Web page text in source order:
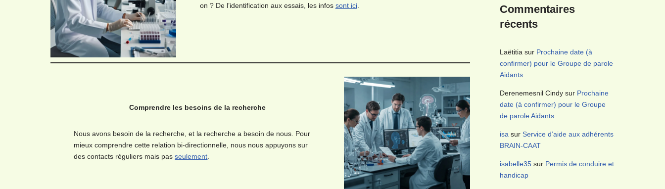
on ? De l’identification aux essais, les infos sont ici.
Comprendre les besoins de la recherche
Nous avons besoin de la recherche, et la recherche a besoin de nous. Pour
mieux comprendre cette relation bi-directionnelle, nous nous appuyons sur
des contacts réguliers mais passeulement
Commentaires
récents
Laëtitia sur Prochaine date (à
confirmer) pour le Groupe de parole
Aidants
Derenemesnil Cindysur Prochaine
date (à confirmer) pour le Groupe
de parole Aidants
isa sur Service d’aide aux adhérents
BRAIN-CAAT
isabelle35sur Permis de conduire et
handicap